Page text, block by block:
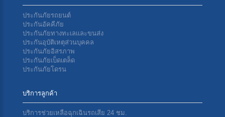
ประกันภัยรถยนต์
ประกันอัคคีภัย
ประกันภัยทางทะเลเเละขนส่ง
ประกันอุบัติเหตุส่วนบุคคล
ประกันภัยอิสรภาพ
ประกันภัยเบ็ดเตล็ด
ประกันภัยโดรน
บริการลูกค้า
บริการช่วยเหลือฉุกเฉินรถเสีย 24 ชม.